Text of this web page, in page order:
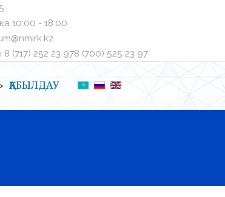
ㅤ10:00 - 18:00
8 (717) 252 23 97ㅤ8 (700) 525 23 97
ҚАБЫЛДАУ